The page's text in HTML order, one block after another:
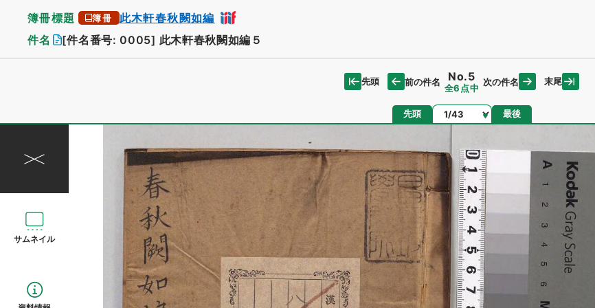
簿冊標題 簿冊 此木軒春秋闕如編
件名 [件名番号: 0005] 此木軒春秋闕如編５
先頭 前の件名 No.5
全6点中
次の件名 末尾
先頭 ページ 最後
サムネイル